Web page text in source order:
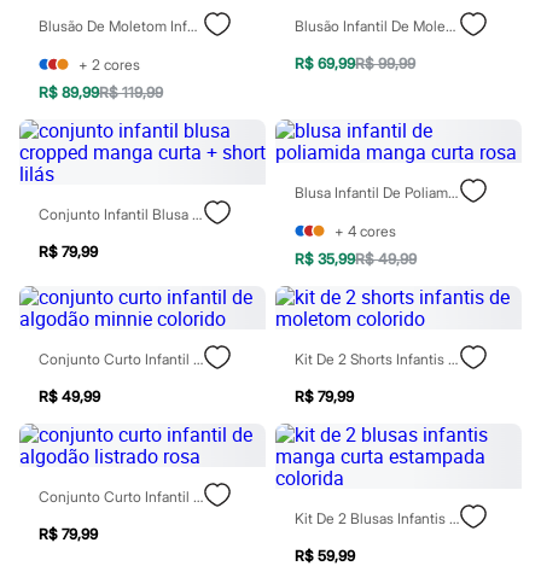
Meias
Sutiãs e Tops
Moda praia
Biquínis
Maiôs
Saídas de praia
Personagens
Plus size
Blusas e Camisetas
Calças
Casacos e Jaquetas
Jeans
Moda esportiva
Shorts e Saias
Vestidos
Masculino
Em alta
Dia dos Pais
Inverno
Novidades
Roupas
Bermudas
Camisas
Calças
Blusão De Moletom Infantil Hello Kitty Rosa
+ 2 cores
R$ 89,99R$ 119,99
Blusão Infantil De Moletom Com Laços Rosa
R$ 69,99R$ 99,99
Conjunto Infantil Blusa Cropped Manga Curta + Short Lilás
R$ 79,99
Blusa Infantil De Poliamida Manga Curta Rosa
+ 4 cores
R$ 35,99R$ 49,99
Conjunto Curto Infantil De Algodão Minnie Colorido
R$ 49,99
Kit De 2 Shorts Infantis De Moletom Colorido
R$ 79,99
Conjunto Curto Infantil De Algodão Listrado Rosa
R$ 79,99
Kit De 2 Blusas Infantis Manga Curta Estampada Colorida
R$ 59,99